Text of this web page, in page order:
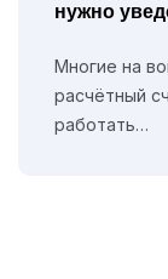
нужно
Многие на
расчётный
работать…